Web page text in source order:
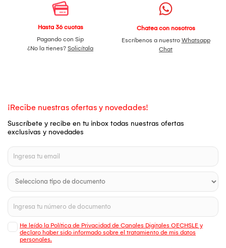
Hasta 36 cuotas
Pagando con Sip
¿No la tienes? Solicítala
Chatea con nosotros
Escríbenos a nuestro Whatsapp
Chat
¡Recibe nuestras ofertas y novedades!
Suscríbete y recibe en tu inbox todas nuestras ofertas
exclusivas y novedades
He leído la Política de Privacidad de Canales Digitales OECHSLE y
declaro haber sido informado sobre el tratamiento de mis datos
personales.